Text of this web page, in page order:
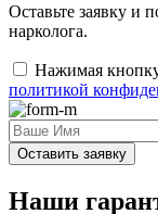
Оставьте заявку и
нарколога.
Нажимая кнопку
политикой
Оставить заявку
Наши